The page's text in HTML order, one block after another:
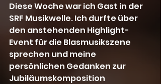
Diese Woche war ich Gast in der
SRF Musikwelle. Ich durfte über
den anstehenden Highlight-
Event für die Blasmusikszene
sprechen und meine
persönlichen Gedanken zur
Jubiläumskomposition